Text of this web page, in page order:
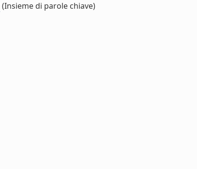
(Insieme di parole chiave)